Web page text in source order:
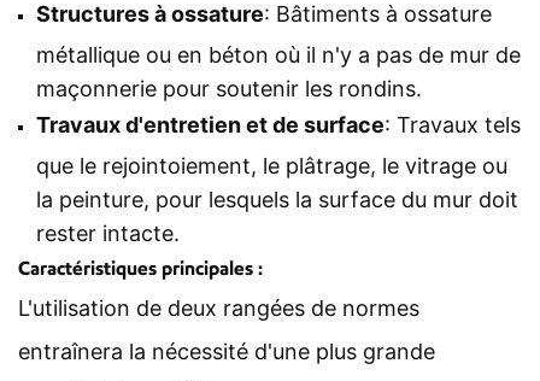
Structures à ossature: Bâtiments à ossature
métallique ou en béton où il n'y a pas de mur de
maçonnerie pour soutenir les rondins.
Travaux d'entretien et de surface: Travaux tels
que le rejointoiement, le plâtrage, le vitrage ou
la peinture, pour lesquels la surface du mur doit
rester intacte.
Caractéristiques principales :
L'utilisation de deux rangées de normes
entraînera la nécessité d'une plus grande